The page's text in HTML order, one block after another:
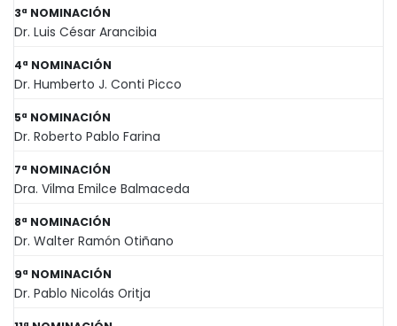
3ª NOMINACIÓN
Dr. Luis César Arancibia
4ª NOMINACIÓN
Dr. Humberto J. Conti Picco
5ª NOMINACIÓN
Dr. Roberto Pablo Farina
7ª NOMINACIÓN
Dra. Vilma Emilce Balmaceda
8ª NOMINACIÓN
Dr. Walter Ramón Otiñano
9ª NOMINACIÓN
Dr. Pablo Nicolás Oritja